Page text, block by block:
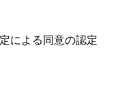
による同意の認定